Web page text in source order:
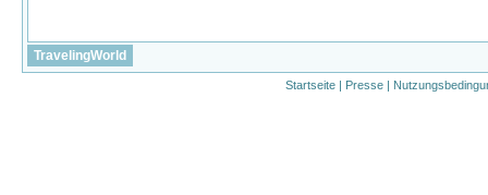
TravelingWorld
Startseite | Presse |